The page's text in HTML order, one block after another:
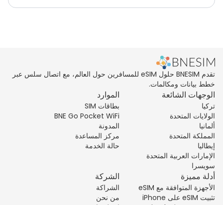
تقدم BNESIM حلول eSIM للمسافرين حول العالم، مع اتصال سلس عبر
خطط بيانات ومكالمات.
الوجهات الشائعة
تركيا
الولايات المتحدة
ألمانيا
المملكة المتحدة
إيطاليا
الإمارات العربية المتحدة
سويسرا
الموارد
بطاقات SIM
BNE Go Pocket WiFi
المدونة
مركز المساعدة
حالة الخدمة
أدلة مميزة
الأجهزة المتوافقة مع eSIM
تثبيت eSIM على iPhone
الشركة
الشراكة
من نحن